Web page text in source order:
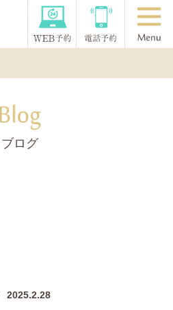
ブログ
2025.2.28